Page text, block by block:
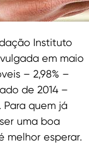
Instituto
em maio
– 2,98% –
de 2014 –
Para quem já
uma boa
melhor esperar.